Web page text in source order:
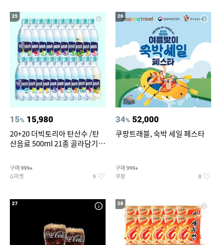
25
15% 15,980
20+20 더빅토리아 탄산수 /탄
산음료 500ml 21종 골라담기
구매 999+
G마켓 9
26
34% 52,000
쿠팡트래블, 숙박 세일 페스타
구매 999+
쿠팡 8
27 28